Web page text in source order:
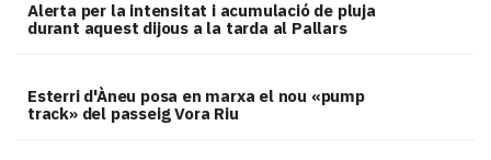
Alerta per la intensitat i acumulació de pluja
durant aquest dijous a la tarda al Pallars
Esterri d'Àneu posa en marxa el nou «pump
track» del passeig Vora Riu